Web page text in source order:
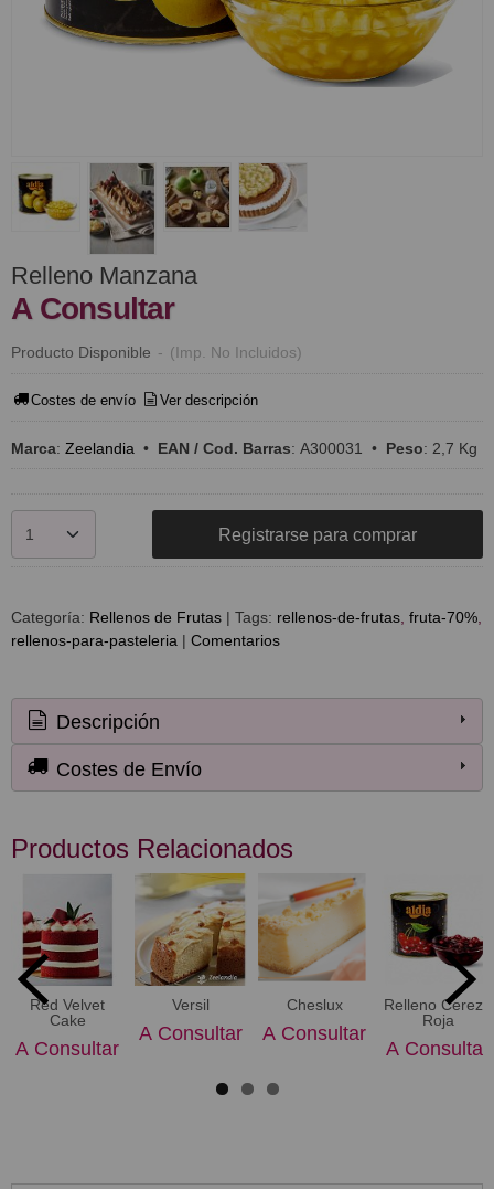
Relleno Manzana
A Consultar
Producto Disponible - (Imp. No Incluidos)
Costes de envío Ver descripción
Marca: Zeelandia • EAN / Cod. Barras: A300031 • Peso: 2,7 Kg
Registrarse para comprar
Categoría: Rellenos de Frutas | Tags: rellenos-de-frutas fruta-70%
rellenos-para-pasteleria | Comentarios
Descripción
Costes de Envío
Productos Relacionados
Red Velvet
Cake
A Consultar
Versil
A Consultar
Cheslux
A Consultar
Relleno Cereza
Roja
A Consultar